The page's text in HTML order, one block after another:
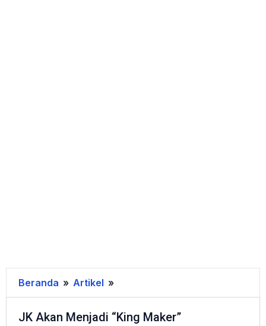
Beranda » Artikel »
Akan
Menjadi
JK Akan Menjadi “King Maker”